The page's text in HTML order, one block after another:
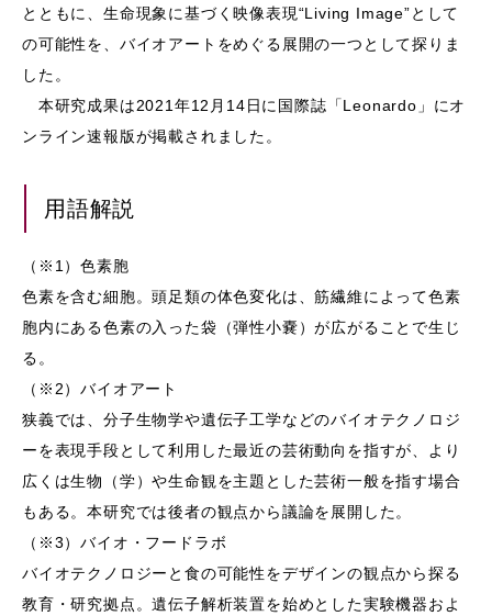
とともに、生命現象に基づく映像表現“Living Image”として
の可能性を、バイオアートをめぐる展開の一つとして探りま
した。
本研究成果は2021年12月14日に国際誌「Leonardo」にオ
ンライン速報版が掲載されました。
用語解説
（※1）色素胞
色素を含む細胞。頭足類の体色変化は、筋繊維によって色素
胞内にある色素の入った袋（弾性小嚢）が広がることで生じ
る。
（※2）バイオアート
狭義では、分子生物学や遺伝子工学などのバイオテクノロジ
ーを表現手段として利用した最近の芸術動向を指すが、より
広くは生物（学）や生命観を主題とした芸術一般を指す場合
もある。本研究では後者の観点から議論を展開した。
（※3）バイオ・フードラボ
バイオテクノロジーと食の可能性をデザインの観点から探る
教育・研究拠点。遺伝子解析装置を始めとした実験機器およ